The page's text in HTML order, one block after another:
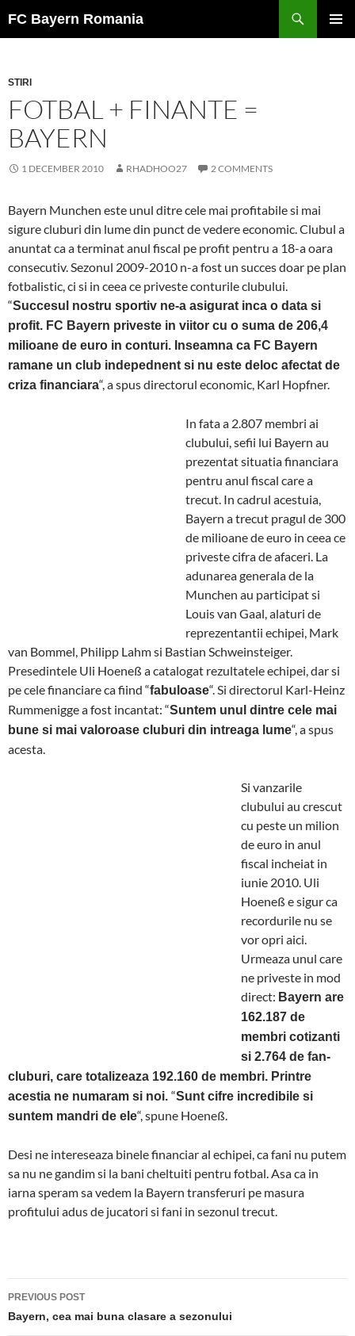
to
FC Bayern Romania
STIRI
FOTBAL + FINANTE =
BAYERN
1 DECEMBER 2010 RHADHOO27 2 COMMENTS
Bayern Munchen este unul ditre cele mai profitabile si mai
sigure cluburi din lume din punct de vedere economic. Clubul a
anuntat ca a terminat anul fiscal pe profit pentru a 18-a oara
consecutiv. Sezonul 2009-2010 n-a fost un succes doar pe plan
fotbalistic, ci si in ceea ce priveste conturile clubului.
“Succesul nostru sportiv ne-a asigurat inca o data si
profit. FC Bayern priveste in viitor cu o suma de 206,4
milioane de euro in conturi. Inseamna ca FC Bayern
ramane un club indepednent si nu este deloc afectat de
criza financiara“, a spus directorul economic, Karl Hopfner.
In fata a 2.807 membri ai
clubului, sefii lui Bayern au
prezentat situatia financiara
pentru anul fiscal care a
trecut. In cadrul acestuia,
Bayern a trecut pragul de 300
de milioane de euro in ceea ce
priveste cifra de afaceri. La
adunarea generala de la
Munchen au participat si
Louis van Gaal, alaturi de
reprezentantii echipei, Mark
van Bommel, Philipp Lahm si Bastian Schweinsteiger.
Presedintele Uli Hoeneß a catalogat rezultatele echipei, dar si
pe cele financiare ca fiind “fabuloase“. Si directorul Karl-Heinz
Rummenigge a fost incantat: “Suntem unul dintre cele mai
bune si mai valoroase cluburi din intreaga lume“, a spus
acesta.
Si vanzarile
clubului au crescut
cu peste un milion
de euro in anul
fiscal incheiat in
iunie 2010. Uli
Hoeneß e sigur ca
recordurile nu se
vor opri aici.
Urmeaza unul care
ne priveste in mod
direct: Bayern are
162.187 de
membri cotizanti
si 2.764 de fan-
cluburi, care totalizeaza 192.160 de membri. Printre
acestia ne numaram si noi. “Sunt cifre incredibile si
suntem mandri de ele“, spune Hoeneß.
Desi ne intereseaza binele financiar al echipei, ca fani nu putem
sa nu ne gandim si la bani cheltuiti pentru fotbal. Asa ca in
iarna speram sa vedem la Bayern transferuri pe masura
profitului adus de jucatori si fani in sezonul trecut.
Post
navigation
PREVIOUS POST
Bayern, cea mai buna clasare a sezonului